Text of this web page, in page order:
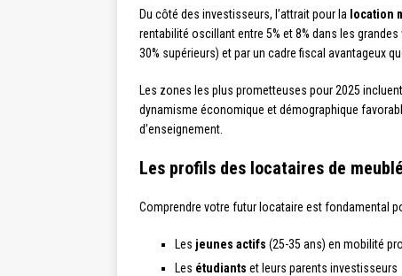
Du côté des investisseurs, l’attrait pour la location
rentabilité oscillant entre 5% et 8% dans les
30% supérieurs) et par un cadre fiscal avantageux
Les zones les plus prometteuses pour 2025
dynamisme économique et démographique
d’enseignement.
Les profils des locataires de
Comprendre votre futur locataire est fondamental
Les jeunes actifs (25-35 ans) en mobilité
Les étudiants et leurs parents investisseurs